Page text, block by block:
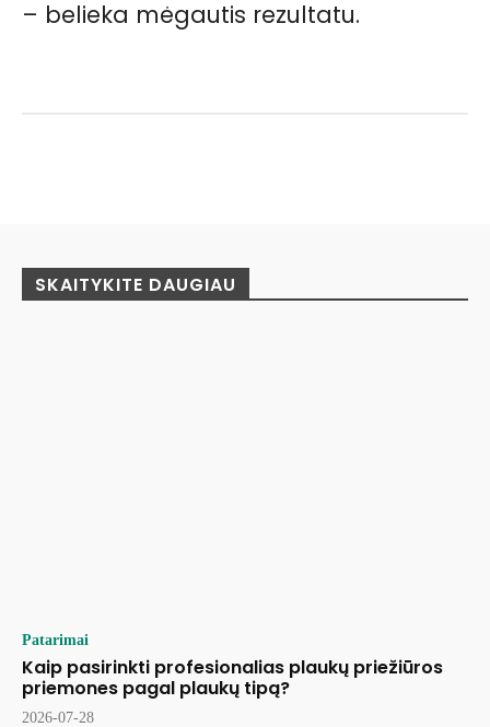
– belieka mėgautis rezultatu.
SKAITYKITE DAUGIAU
Patarimai
Kaip pasirinkti profesionalias plaukų priežiūros
priemones pagal plaukų tipą?
2026-07-28